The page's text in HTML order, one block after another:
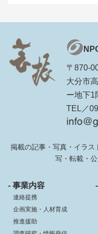
〒870-
大分市
ー地下1
TEL／
掲載の記事・写真・イラス
写・転載・
- 事業内容
連絡提携
企画実施・人材育成
推進援助